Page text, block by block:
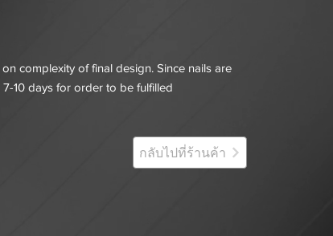
complexity of final design. Since nails are
10 days for order to be fulfilled
กลับไปที่ร้านค้า